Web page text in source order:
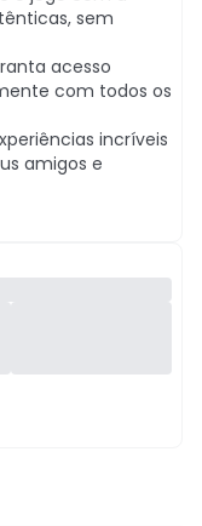
sem
acesso
com todos os
incríveis
amigos e